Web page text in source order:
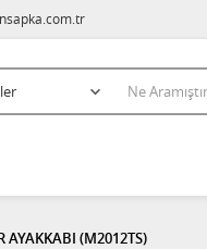
AYAKKABI (M2012TS)